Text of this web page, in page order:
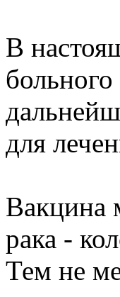
В
для
Вакцина
рака -
Тем не